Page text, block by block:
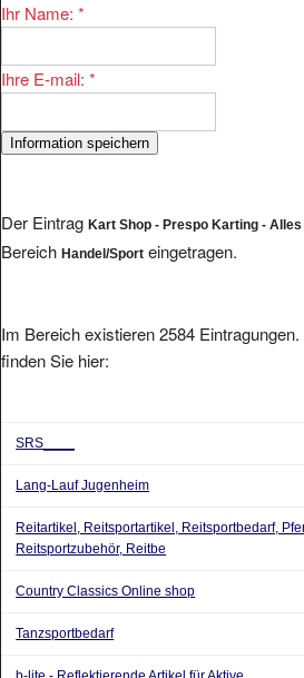
Ihr Name: *
Ihre E-mail: *
Der Eintrag Kart Shop - Prespo Karting -
Bereich Handel/Sport eingetragen.
Im Bereich existieren 2584
finden Sie hier:
SRS____
Lang-Lauf Jugenheim
Reitartikel, Reitsportartikel, Reitsportbedarf,
Reitsportzubehör, Reitbe
Country Classics Online shop
Tanzsportbedarf